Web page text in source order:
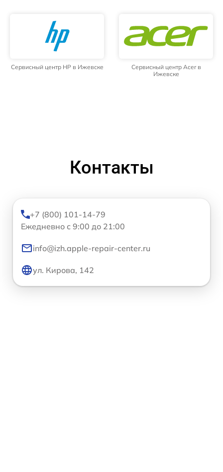
Сервисный центр HP в Ижевске
Сервисный центр Acer в
Ижевске
Контакты
+7 (800) 101-14-79
Ежедневно с 9:00 до 21:00
info@izh.apple-repair-center.ru
ул. Кирова, 142